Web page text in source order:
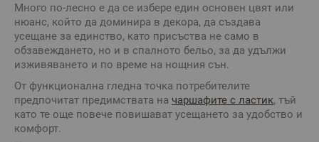
Много по-лесно е да се избере един основен цвят или
нюанс, който да доминира в декора, да създава
усещане за единство, като присъства не само в
обзавеждането, но и в спалното бельо, за да удължи
изживяването и по време на нощния сън.
От функционална гледна точка потребителите
предпочитат предимствата на чаршафите с ластик, тъй
като те още повече повишават усещането за удобство и
комфорт.